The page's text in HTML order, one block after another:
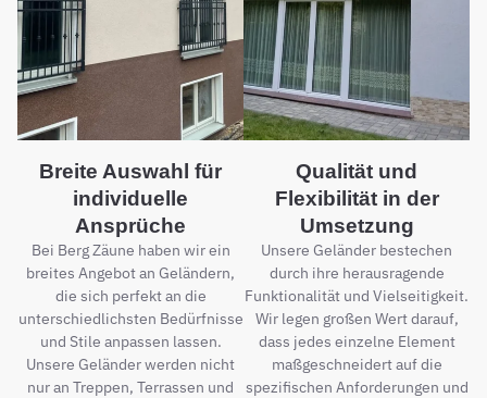
Breite Auswahl für
individuelle
Ansprüche
Bei Berg Zäune haben wir ein
breites Angebot an Geländern,
die sich perfekt an die
unterschiedlichsten Bedürfnisse
und Stile anpassen lassen.
Unsere Geländer werden nicht
nur an Treppen, Terrassen und
Qualität und
Flexibilität in der
Umsetzung
Unsere Geländer bestechen
durch ihre herausragende
Funktionalität und Vielseitigkeit.
Wir legen großen Wert darauf,
dass jedes einzelne Element
maßgeschneidert auf die
spezifischen Anforderungen und